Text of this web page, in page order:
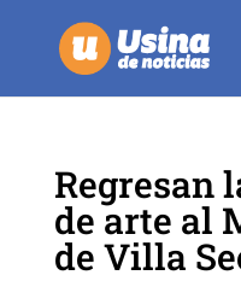
Regresan
de arte al
de Villa